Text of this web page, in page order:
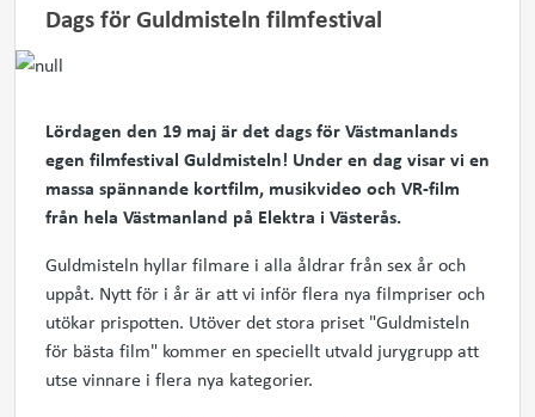
​Dags för Guldmisteln filmfestival
Lördagen den 19 maj är det dags för Västmanlands
egen filmfestival Guldmisteln! Under en dag visar vi en
massa spännande kortfilm, musikvideo och VR-film
från hela Västmanland på Elektra i Västerås.
Guldmisteln hyllar filmare i alla åldrar från sex år och
uppåt. Nytt för i år är att vi inför flera nya filmpriser och
utökar prispotten. Utöver det stora priset "Guldmisteln
för bästa film" kommer en speciellt utvald jurygrupp att
utse vinnare i flera nya kategorier.